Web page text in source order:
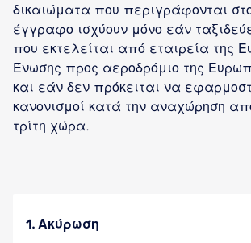
δικαιώματα που περιγράφονται
έγγραφο ισχύουν μόνο εάν
που εκτελείται από εταιρεία της
Ένωσης προς αεροδρόμιο της
και εάν δεν πρόκειται να
κανονισμοί κατά την αναχώρηση
τρίτη χώρα.
1. Ακύρωση